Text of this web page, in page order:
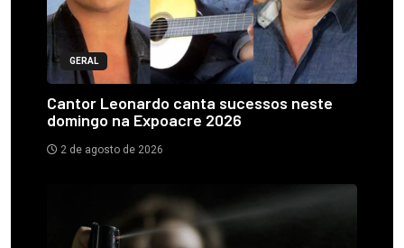
GERAL
Cantor Leonardo canta sucessos neste
domingo na Expoacre 2026
2 de agosto de 2026